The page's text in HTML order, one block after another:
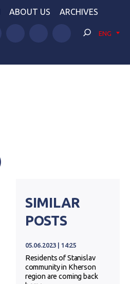
ABOUT US ARCHIVES
ENG
SIMILAR
POSTS
05.06.2023 | 14:25
Residents of Stanislav
community in Kherson
region are coming back